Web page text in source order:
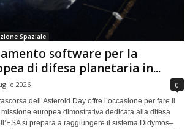
Spaziale
software per la
di difesa planetaria in...
2026 0
dell’Asteroid Day offre l’occasione per fare il
europea dimostrativa dedicata alla difesa
si prepara a raggiungere il sistema Didymos–